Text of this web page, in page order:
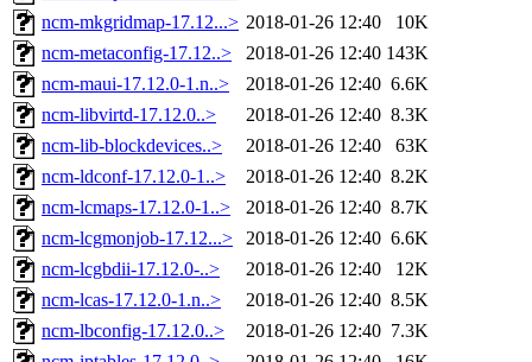
ncm-mkgridmap-17.12...> 2018-01-26 12:40
10K
ncm-metaconfig-17.12..>
2018-01-26 12:40 143K
ncm-maui-17.12.0-1.n..>
2018-01-26 12:40 6.6K
ncm-libvirtd-17.12.0..>
2018-01-26 12:40 8.3K
ncm-lib-blockdevices..>
2018-01-26 12:40
63K
ncm-ldconf-17.12.0-1..>
2018-01-26 12:40 8.2K
ncm-lcmaps-17.12.0-1..>
2018-01-26 12:40 8.7K
ncm-lcgmonjob-17.12...>
2018-01-26 12:40 6.6K
ncm-lcgbdii-17.12.0-..>
2018-01-26 12:40
12K
ncm-lcas-17.12.0-1.n..>
2018-01-26 12:40 8.5K
ncm-lbconfig-17.12.0..>
2018-01-26 12:40 7.3K